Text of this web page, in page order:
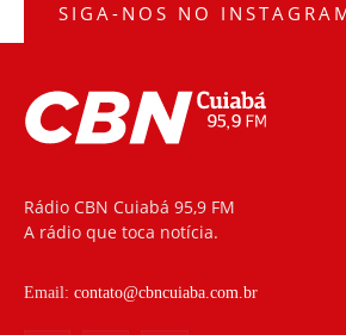
SIGA-NOS NO
Rádio CBN Cuiabá 95,9 FM
A rádio que toca notícia.
Email: contato@cbncuiaba.com.br